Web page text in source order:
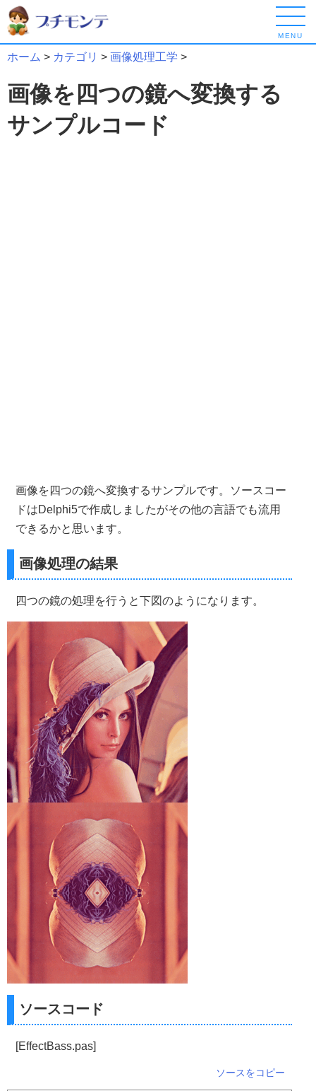
MENU
ホーム > カテゴリ > 画像処理工学 >
画像を四つの鏡へ変換する
サンプルコード
画像を四つの鏡へ変換するサンプルです。ソースコー
ドはDelphi5で作成しましたがその他の言語でも流用
できるかと思います。
画像処理の結果
四つの鏡の処理を行うと下図のようになります。
ソースコード
[EffectBass.pas]
ソースをコピー